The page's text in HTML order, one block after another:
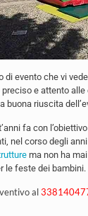
di evento che vi
e attento
buona riuscita
fa con
nel corso degli
ma non ha
le feste dei bambini.
al